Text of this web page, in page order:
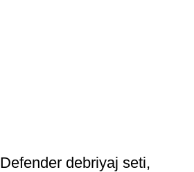
Defender debriyaj seti,